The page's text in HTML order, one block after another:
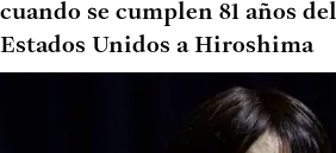
cuando se cumplen 81 años
Estados Unidos a Hiroshima